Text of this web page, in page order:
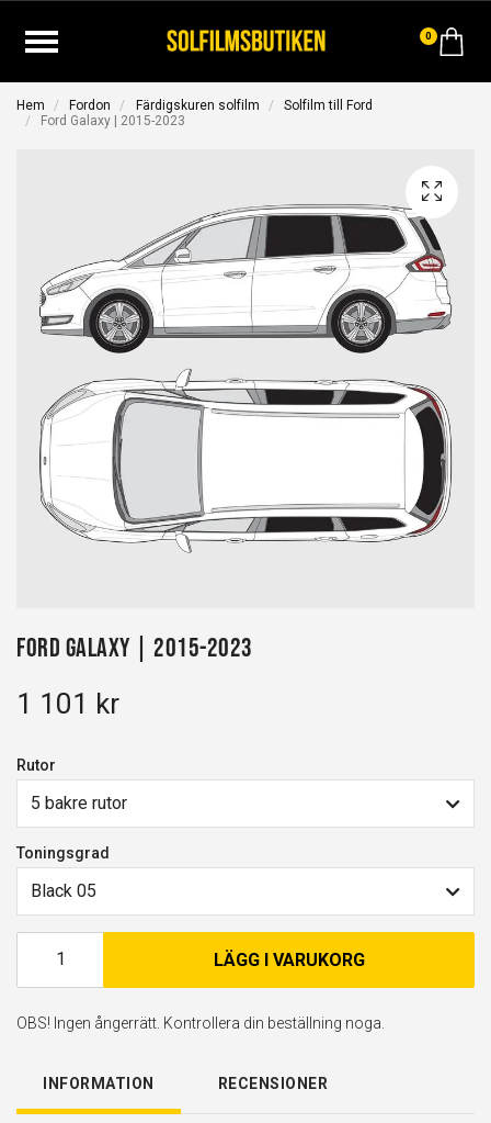
0
Hem Fordon Färdigskuren solfilm
Solfilm till Ford
Ford Galaxy | 2015-2023
Ford Galaxy | 2015-2023
1 101 kr
Rutor
5 bakre rutor
Toningsgrad
Black 05
LÄGG I VARUKORG
OBS! Ingen ångerrätt. Kontrollera din beställning noga.
INFORMATION RECENSIONER